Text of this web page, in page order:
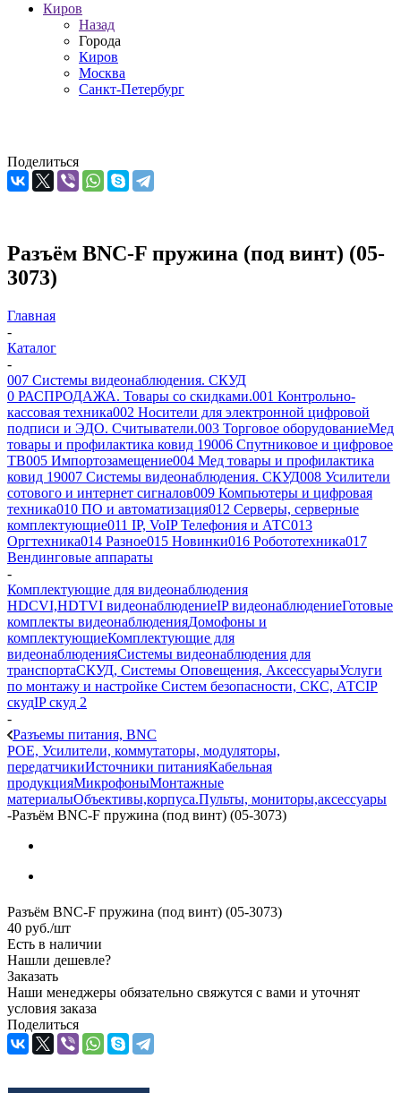
Киров
Назад
Города
Киров
Москва
Санкт-Петербург
Поделиться
Разъём BNC-F пружина (под винт) (05-
3073)
Главная
-
Каталог
-
007 Системы видеонаблюдения. СКУД
0 РАСПРОДАЖА. Товары со скидками.001 Контрольно-
кассовая техника002 Носители для электронной цифровой
подписи и ЭДО. Считыватели.003 Торговое оборудованиеМед
товары и профилактика ковид 19006 Спутниковое и цифровое
ТВ005 Импортозамещение004 Мед товары и профилактика
ковид 19007 Системы видеонаблюдения. СКУД008 Усилители
сотового и интернет сигналов009 Компьютеры и цифровая
техника010 ПО и автоматизация012 Серверы, серверные
комплектующие011 IP, VoIP Телефония и АТС013
Оргтехника014 Разное015 Новинки016 Робототехника017
Вендинговые аппараты
-
Комплектующие для видеонаблюдения
HDCVI,HDTVI видеонаблюдениеIP видеонаблюдениеГотовые
комплекты видеонаблюденияДомофоны и
комплектующиеКомплектующие для
видеонаблюденияСистемы видеонаблюдения для
транспортаСКУД, Системы Оповещения, АксессуарыУслуги
по монтажу и настройке Систем безопасности, СКС, АТСIP
скудIP скуд 2
-
Разъемы питания, BNC
POE, Усилители, коммутаторы, модуляторы,
передатчикиИсточники питанияКабельная
продукцияМикрофоныМонтажные
материалыОбъективы,корпуса.Пульты, мониторы,аксессуары
-Разъём BNC-F пружина (под винт) (05-3073)
Разъём BNC-F пружина (под винт) (05-3073)
40 руб./шт
Есть в наличии
Нашли дешевле?
Заказать
Наши менеджеры обязательно свяжутся с вами и уточнят
условия заказа
Поделиться